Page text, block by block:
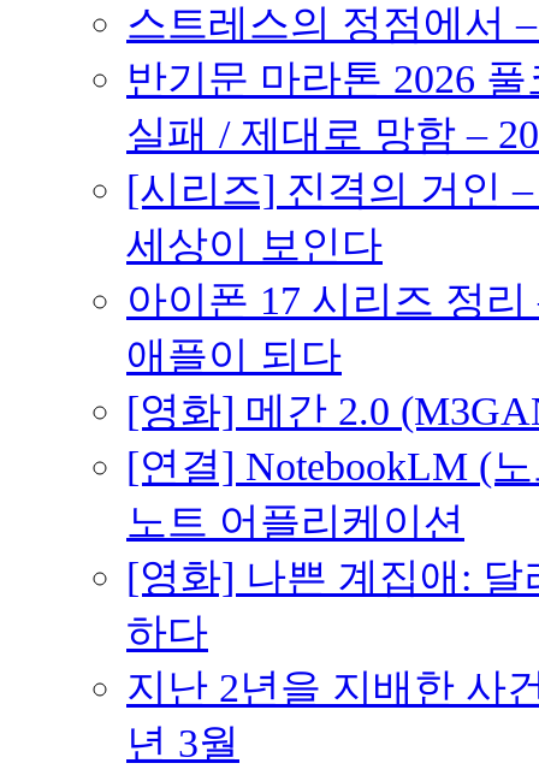
스트레스의 정점에서
반기문 마라톤 2026
실패 / 제대로 망함 –
[시리즈] 진격의 거인
세상이 보인다
아이폰 17 시리즈 정
애플이 되다
[영화] 메간 2.0
[연결] NotebookLM (
노트 어플리케이션
[영화] 나쁜 계집애:
하다
지난 2년을 지배한 사
년 3월